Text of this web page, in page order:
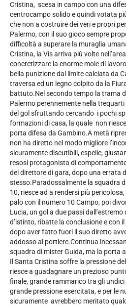
Cristina, scesa in campo con una
centrocampo solido e quindi votata
che non a costruire dei veri e propri
Palermo, con il suo gioco sempre
difficoltà a superare la muraglia
Cristina, la Vis arriva più volte
concretizzare la enorme mole di
bella punizione dal limite calciata da
traversa ed un legno colpito da la
battuto.Nel secondo tempo la trama
Palermo perennemente nella
del gol sfruttando cercando i pochi
formazioni di casa, la quale non
porta difesa da Gambino.A metà
non ha diretto nel modo migliore
sicuramente discutibili, espelle,
resosi protagonista di
del direttore di gara, dopo una errata
stesso.Paradossalmente la squadra
10, riesce ad a rendersi più
palo con il numero 10 Campo, poi
Lucia, un gol a due passi
d’istinto, ribatte la conclusione e con
dopo aver fatto fuori il suo diretto
addosso al portiere.Continua
squadra di mister Guida, ma la porta
Il Santa Cristina soffre la pressione
riesce a guadagnare un prezioso
finale, grande rammarico tra gli undici
grande pressione esercitata, e per le
sicuramente avrebbero meritato